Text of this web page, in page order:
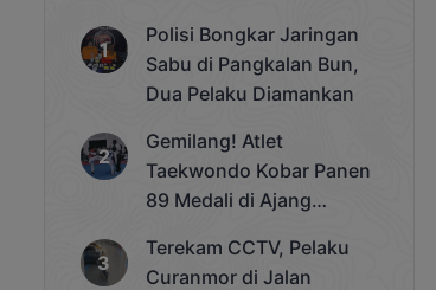
Polisi Bongkar Jaringan
Sabu di Pangkalan Bun,
Dua Pelaku Diamankan
Gemilang! Atlet
Taekwondo Kobar Panen
89 Medali di Ajang
Cup 2025
Terekam CCTV, Pelaku
Curanmor di Jalan